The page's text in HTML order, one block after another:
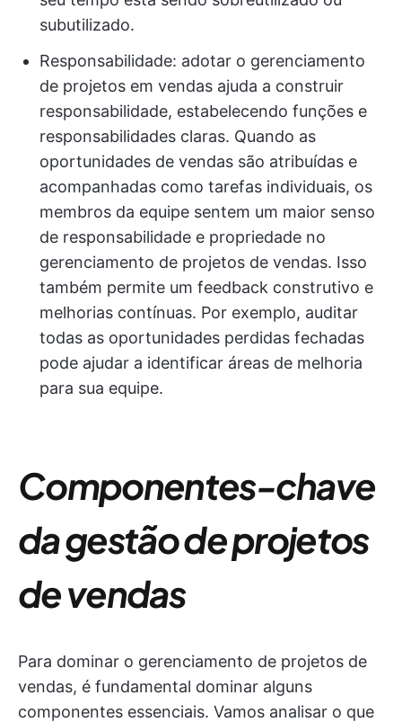
subutilizado.
Responsabilidade: adotar o gerenciamento
de projetos em vendas ajuda a construir
responsabilidade, estabelecendo funções e
responsabilidades claras. Quando as
oportunidades de vendas são atribuídas e
acompanhadas como tarefas individuais, os
membros da equipe sentem um maior senso
de responsabilidade e propriedade no
gerenciamento de projetos de vendas. Isso
também permite um feedback construtivo e
melhorias contínuas. Por exemplo, auditar
todas as oportunidades perdidas fechadas
pode ajudar a identificar áreas de melhoria
para sua equipe.
Componentes-chave
da gestão de projetos
de vendas
Para dominar o gerenciamento de projetos de
vendas, é fundamental dominar alguns
componentes essenciais. Vamos analisar o que